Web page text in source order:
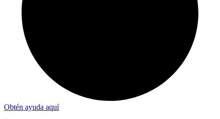
Obtén ayuda aquí